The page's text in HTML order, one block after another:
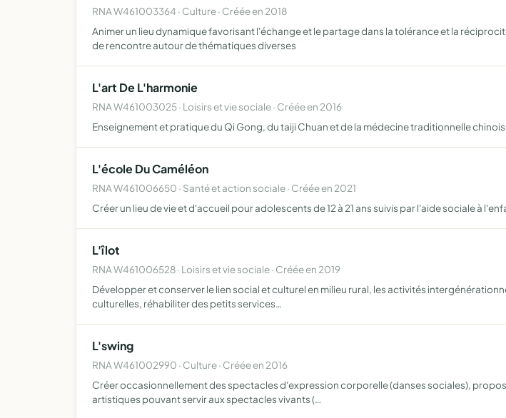
RNA W461003364 · Culture · Créée en 2018
Animer un lieu dynamique favorisant l'échange et le partage dans la tolérance et la
de rencontre autour de thématiques diverses
L'art De L'harmonie
RNA W461003025 · Loisirs et vie sociale · Créée en 2016
Enseignement et pratique du Qi Gong, du taiji Chuan et de la médecine traditionnelle
L'école Du Caméléon
RNA W461006650 · Santé et action sociale · Créée en 2021
Créer un lieu de vie et d'accueil pour adolescents de 12 à 21 ans suivis par l'aide sociale à
L'îlot
RNA W461006528 · Loisirs et vie sociale · Créée en 2019
Développer et conserver le lien social et culturel en milieu rural, les activités
culturelles, réhabiliter des petits services…
L'swing
RNA W461002990 · Culture · Créée en 2016
Créer occasionnellement des spectacles d'expression corporelle (danses sociales),
artistiques pouvant servir aux spectacles vivants (…